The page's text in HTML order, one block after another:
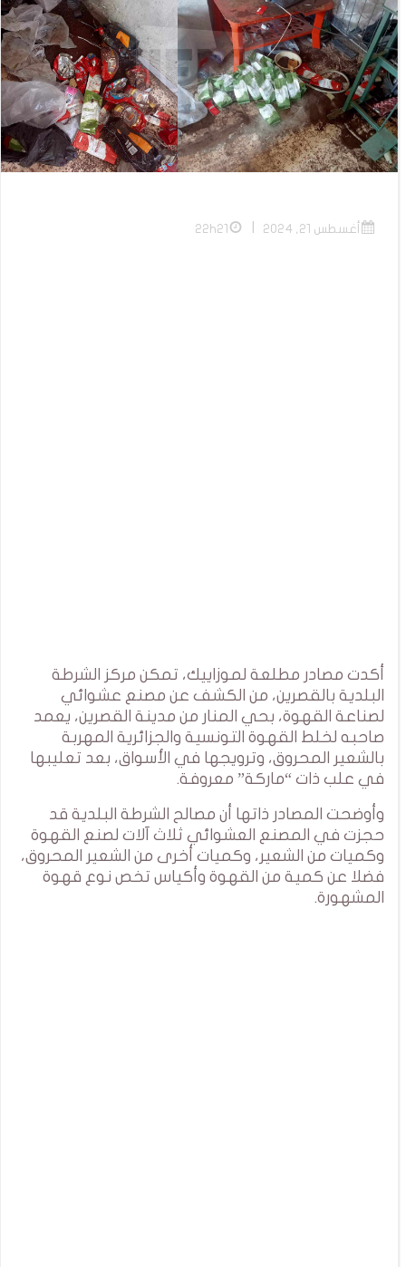
أغسطس 21, 2024 22h21
أكدت مصادر مطلعة لموزاييك، تمكن مركز الشرطة
البلدية بالقصرين، من الكشف عن مصنع عشوائي
لصناعة القهوة، بحي المنار من مدينة القصرين، يعمد
صاحبه لخلط القهوة التونسية والجزائرية المهربة
بالشعير المحروق، وترويجها في الأسواق، بعد تعليبها
في علب ذات “ماركة” معروفة.
وأوضحت المصادر ذاتها أن مصالح الشرطة البلدية قد
حجزت في المصنع العشوائي ثلاث آلات لصنع القهوة
وكميات من الشعير، وكميات أخرى من الشعير المحروق،
فضلا عن كمية من القهوة وأكياس تخص نوع قهوة
المشهورة.